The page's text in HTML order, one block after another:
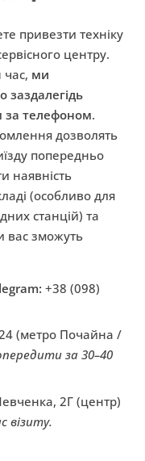
привезти техніку
центру.
ми
заздалегідь
за телефоном.
дозволять
попередньо
наявність
(особливо для
станцій) та
вас зможуть
+38 (098)
(метро Почайна /
за 30–40
2Г (центр)
візиту.